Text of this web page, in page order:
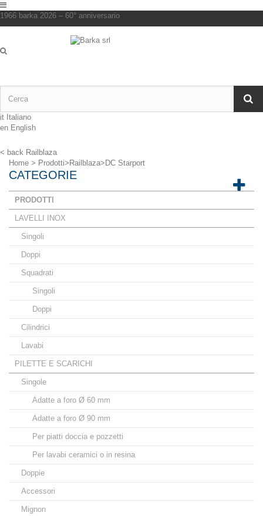
1966 barka 2026 – 60° anniversario
it Italiano
en English
< back Railblaza
Home > Prodotti> Railblaza> DC Starport
CATEGORIE
PRODOTTI
LAVELLI INOX
Singoli
Doppi
Squadrati
Singoli
Doppi
Cilindrici
Lavabi
PILETTE E SCARICHI
Singole
Adatte a foro Ø 60 mm
Adatte a foro Ø 90 mm
Per piatti doccia e pozzetti
Per lavabi ceramici o in resina
Doppie
Accessori
Mignon